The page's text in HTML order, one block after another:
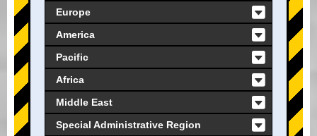
Europe
America
Pacific
Africa
Middle East
Special Administrative Region